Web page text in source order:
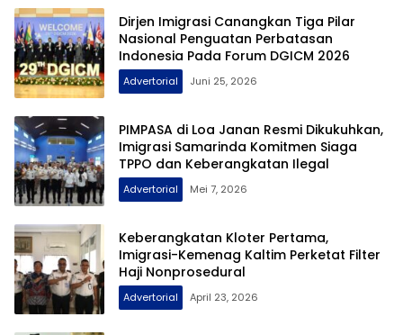
Dirjen Imigrasi Canangkan Tiga Pilar
Nasional Penguatan Perbatasan
Indonesia Pada Forum DGICM 2026
Advertorial Juni 25, 2026
PIMPASA di Loa Janan Resmi Dikukuhkan,
Imigrasi Samarinda Komitmen Siaga
TPPO dan Keberangkatan Ilegal
Advertorial Mei 7, 2026
Keberangkatan Kloter Pertama,
Imigrasi-Kemenag Kaltim Perketat Filter
Haji Nonprosedural
Advertorial April 23, 2026